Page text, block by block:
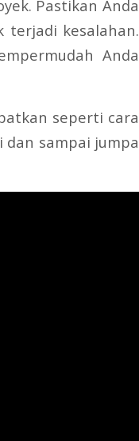
Pastikan Anda
terjadi kesalahan.
Anda
seperti cara
dan sampai jumpa